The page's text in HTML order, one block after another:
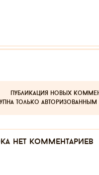
публикация новых
только авторизованным
нет комментариев